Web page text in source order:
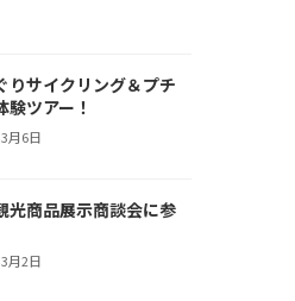
りサイクリング＆プチ
験ツアー！
月6日
光商品展示商談会に参
月2日